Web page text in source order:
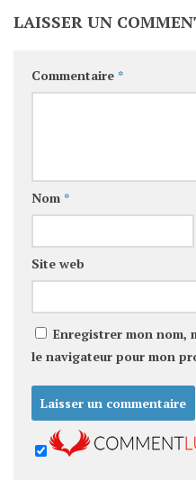
LAISSER UN
Commentaire *
Nom *
Site web
Enregistrer mon nom,
le navigateur pour mon